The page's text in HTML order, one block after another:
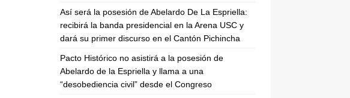
Así será la posesión de Abelardo De La Espriella:
recibirá la banda presidencial en la Arena USC y
dará su primer discurso en el Cantón Pichincha
Pacto Histórico no asistirá a la posesión de
Abelardo de la Espriella y llama a una
“desobediencia civil” desde el Congreso